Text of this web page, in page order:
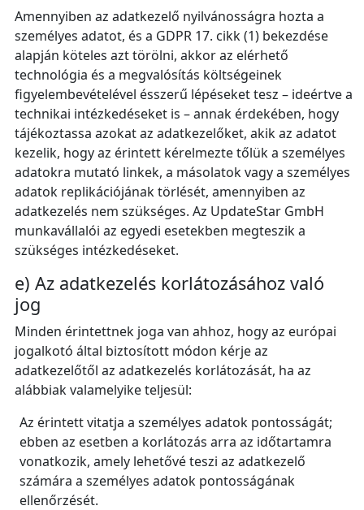
Amennyiben az adatkezelő nyilvánosságra hozta a
személyes adatot, és a GDPR 17. cikk (1) bekezdése
alapján köteles azt törölni, akkor az elérhető
technológia és a megvalósítás költségeinek
figyelembevételével ésszerű lépéseket tesz – ideértve a
technikai intézkedéseket is – annak érdekében, hogy
tájékoztassa azokat az adatkezelőket, akik az adatot
kezelik, hogy az érintett kérelmezte tőlük a személyes
adatokra mutató linkek, a másolatok vagy a személyes
adatok replikációjának törlését, amennyiben az
adatkezelés nem szükséges. Az UpdateStar GmbH
munkavállalói az egyedi esetekben megteszik a
szükséges intézkedéseket.
e) Az adatkezelés korlátozásához való
jog
Minden érintettnek joga van ahhoz, hogy az európai
jogalkotó által biztosított módon kérje az
adatkezelőtől az adatkezelés korlátozását, ha az
alábbiak valamelyike teljesül:
Az érintett vitatja a személyes adatok pontosságát;
ebben az esetben a korlátozás arra az időtartamra
vonatkozik, amely lehetővé teszi az adatkezelő
számára a személyes adatok pontosságának
ellenőrzését.